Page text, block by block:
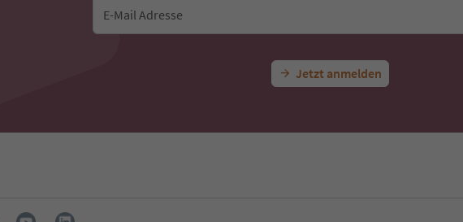
E-Mail Adresse
Jetzt anmelden